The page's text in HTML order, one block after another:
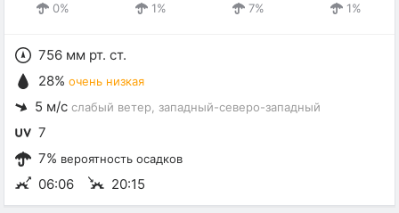
0%
1%
7%
1%
756 мм рт. ст.
28% очень низкая
5 м/с слабый ветер , западный-северо-западный
7
7% вероятность осадков
06:06 20:15